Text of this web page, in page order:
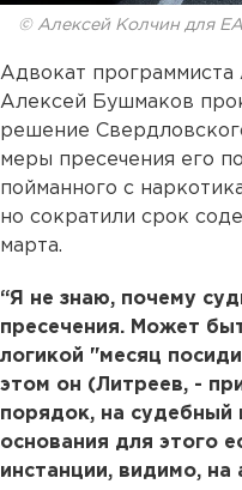
© Алексей Колчин для
Адвокат
Алексей Бушмаков
решение
меры пресечения его
пойманного с
но сократили срок
марта.
“Я не знаю, почему
пресечения. Может
логикой "месяц
этом он (Литреев, -
порядок, на судебный
основания для этого
инстанции, видимо, на